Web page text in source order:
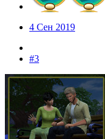
4 Сен 2019
#3